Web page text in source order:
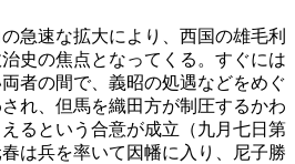
急速な拡大により、西国の雄毛利
史の焦点となってくる。すぐには
者の間で、義昭の処遇などをめぐ
れ、但馬を織田方が制圧するかわ
るという合意が成立（九月七日第
は兵を率いて因幡に入り、尼子勝